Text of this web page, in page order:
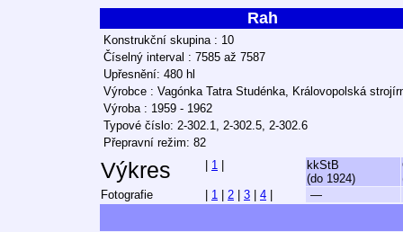
Rah
Konstrukční skupina : 10
Číselný interval : 7585 až 7587
Upřesnění: 480 hl
Výrobce : Vagónka Tatra Studénka, Královopolská
Výroba : 1959 - 1962
Typové číslo: 2-302.1, 2-302.5, 2-302.6
Přepravní režim: 82
Výkres 1
kkStB
(do 1924)
Fotografie
1 2 3 4 —